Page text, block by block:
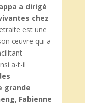
a dirigé
chez
est une
œuvre qui a
a-t-il
grande
Fabienne